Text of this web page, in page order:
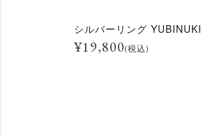
シルバーリング YUBINUKI
¥19,800(税込)